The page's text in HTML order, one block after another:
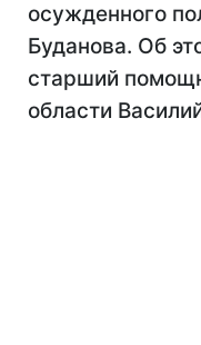
осужденного
Буданова. Об
старший
области